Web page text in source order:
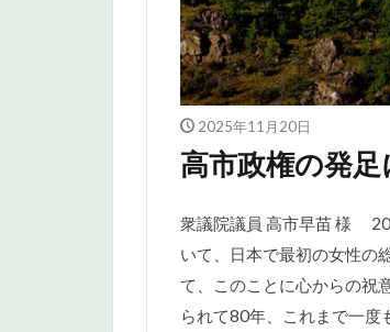
2025年11月20日
高市政権の発
衆議院議員 高市早苗 様
いて、日本で最初の女性の
て、このことに心からの祝
られて80年、これまで一度